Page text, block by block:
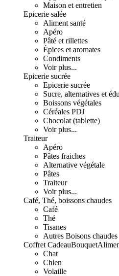
Maison et entretien
Epicerie salée
Aliment santé
Apéro
Pâté et rillettes
Épices et aromates
Condiments
Voir plus...
Epicerie sucrée
Epicerie sucrée
Sucre, alternatives et
Boissons végétales
Céréales PDJ
Chocolat (tablette)
Voir plus...
Traiteur
Apéro
Pâtes fraiches
Alternative végétale
Pâtes
Traiteur
Voir plus...
Café, Thé, boissons chaudes
Café
Thé
Tisanes
Autres Boisons chaudes
Coffret CadeauBouquet
Chat
Chien
Volaille